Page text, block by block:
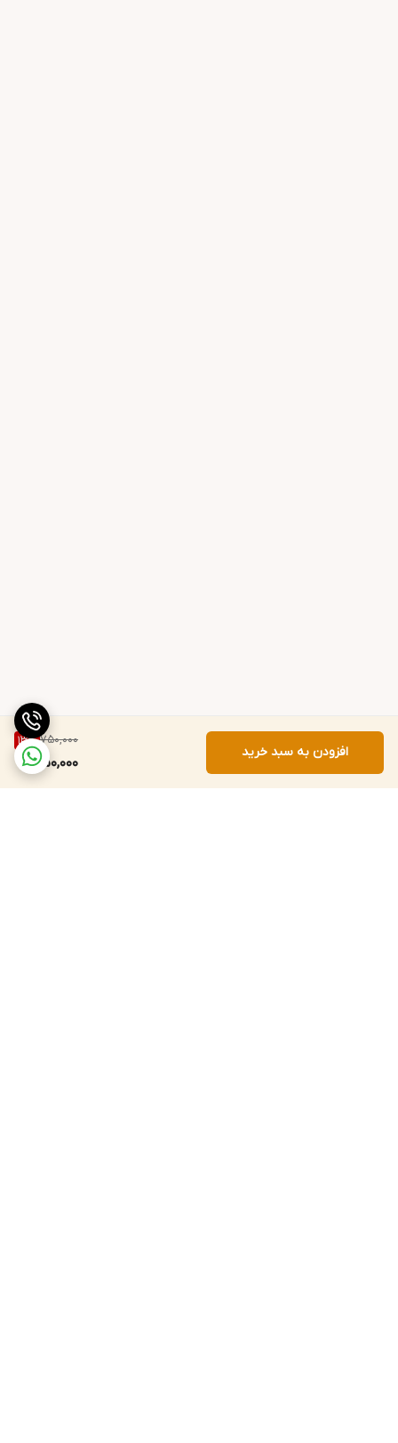
750,000
13%
650,000
افزودن به سبد خرید